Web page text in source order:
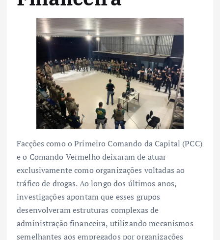
Facções como o Primeiro Comando da Capital (PCC)
e o Comando Vermelho deixaram de atuar
exclusivamente como organizações voltadas ao
tráfico de drogas. Ao longo dos últimos anos,
investigações apontam que esses grupos
desenvolveram estruturas complexas de
administração financeira, utilizando mecanismos
semelhantes aos empregados por organizações